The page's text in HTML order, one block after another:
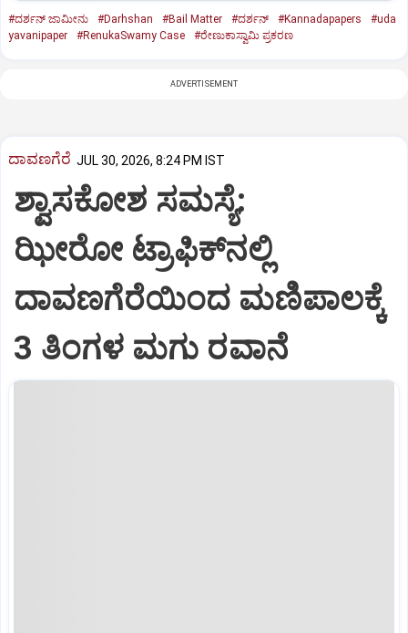
#ದರ್ಶನ್‌ ಜಾಮೀನು #Darhshan #Bail Matter #ದರ್ಶನ್‌ #Kannadapapers
#uda
yavanipaper
#RenukaSwamy Case #ರೇಣುಕಾಸ್ವಾಮಿ ಪ್ರಕರಣ
ADVERTISEMENT
ದಾವಣಗೆರೆ JUL 30, 2026, 8:24 PM IST
ಶ್ವಾಸಕೋಶ ಸಮಸ್ಯೆ:
ಝೀರೋ ಟ್ರಾಫಿಕ್‌ನಲ್ಲಿ
ದಾವಣಗೆರೆಯಿಂದ ಮಣಿಪಾಲಕ್ಕೆ
3 ತಿಂಗಳ ಮಗು ರವಾನೆ